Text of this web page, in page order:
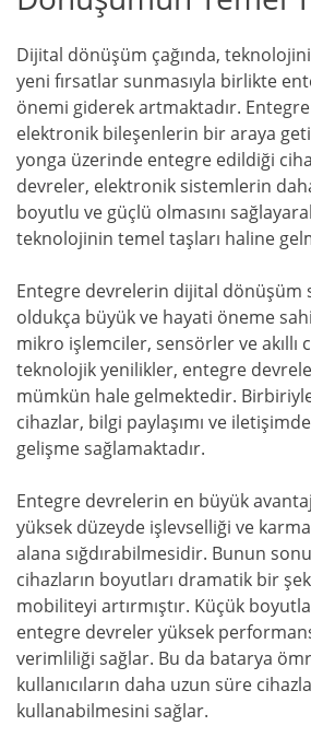
Dijital dönüşüm çağında,
yeni fırsatlar sunmasıyla birlikte
önemi giderek artmaktadır.
elektronik bileşenlerin bir araya
yonga üzerinde entegre edildiği
devreler, elektronik sistemlerin
boyutlu ve güçlü olmasını
teknolojinin temel taşları haline
Entegre devrelerin dijital dönüşüm
oldukça büyük ve hayati öneme
mikro işlemciler, sensörler ve akıllı
teknolojik yenilikler, entegre
mümkün hale gelmektedir.
cihazlar, bilgi paylaşımı ve
gelişme sağlamaktadır.
Entegre devrelerin en büyük
yüksek düzeyde işlevselliği ve
alana sığdırabilmesidir. Bunun
cihazların boyutları dramatik bir
mobiliteyi artırmıştır. Küçük
entegre devreler yüksek
verimliliği sağlar. Bu da batarya
kullanıcıların daha uzun süre
kullanabilmesini sağlar.